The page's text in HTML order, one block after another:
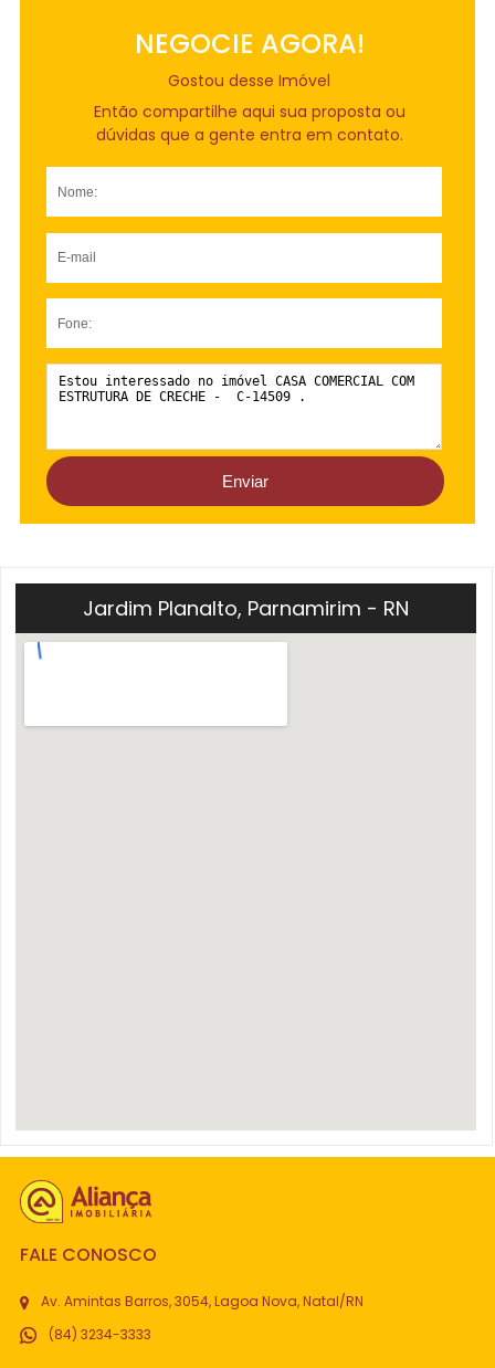
NEGOCIE AGORA!
Gostou desse Imóvel
Então compartilhe aqui sua proposta ou
dúvidas que a gente entra em contato.
Jardim Planalto, Parnamirim - RN
FALE CONOSCO
Av. Amintas Barros, 3054, Lagoa Nova, Natal/RN
(84) 3234-3333